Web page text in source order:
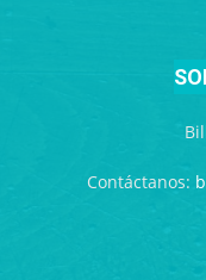
Contáctanos: